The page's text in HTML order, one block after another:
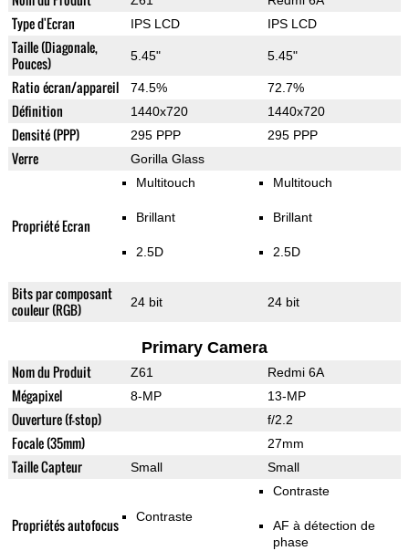
Type d'Ecran IPS LCD IPS LCD
Taille (Diagonale,
Pouces)
5.45" 5.45"
Ratio écran/appareil 74.5% 72.7%
Définition 1440x720 1440x720
Densité (PPP) 295 PPP 295 PPP
Verre Gorilla Glass
Propriété Ecran
Multitouch
Brillant
2.5D
Multitouch
Brillant
2.5D
Bits par composant
couleur (RGB)
24 bit 24 bit
Primary Camera
Nom du Produit Z61 Redmi 6A
Mégapixel 8-MP 13-MP
Ouverture (f-stop) f/2.2
Focale (35mm) 27mm
Taille Capteur Small Small
Propriétés autofocus Contraste
Contraste
AF à détection de
phase